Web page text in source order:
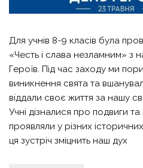
Для учнів 8-9 класів була
«Честь і слава незламним» з
Героїв. Під час заходу ми
виникнення свята та
віддали своє життя за нашу
Учні дізналися про подвиги та
проявляли у різних
ця зустріч зміцнить наш дух